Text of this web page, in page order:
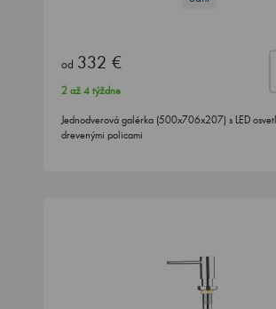
od 332 €
2 až 4 týždne
Jednodverová galérka (500x706x207) s LED
drevenými policami